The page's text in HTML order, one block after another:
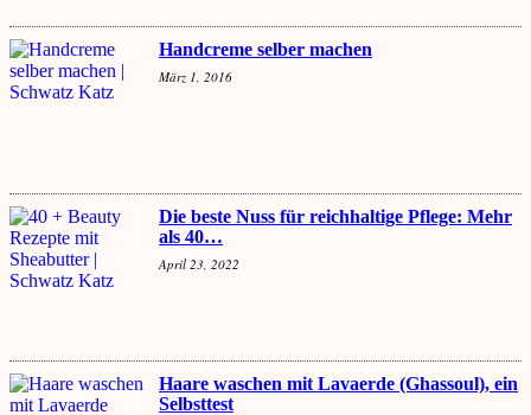
Handcreme selber machen
März 1, 2016
Die beste Nuss für reichhaltige Pflege: Mehr
als 40…
April 23, 2022
Haare waschen mit Lavaerde (Ghassoul), ein
Selbsttest